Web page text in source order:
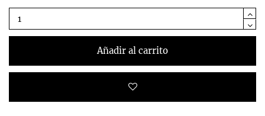
Añadir al carrito